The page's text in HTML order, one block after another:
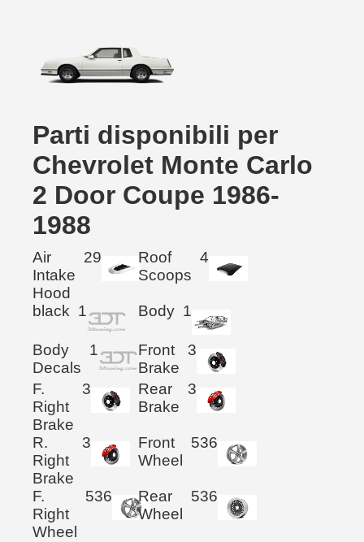
Parti disponibili per
Chevrolet Monte Carlo
2 Door Coupe 1986-
1988
Air
Intake
Hood
29
Roof
Scoops
4
black 1 Body 1
Body
Decals
1
Front
Brake
3
F.
Right
Brake
3
Rear
Brake
3
R.
Right
Brake
3
Front
Wheel
536
F.
Right
Wheel
536
Rear
Wheel
536